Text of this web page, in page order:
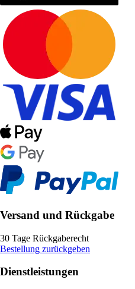
Versand und Rückgabe
30 Tage Rückgaberecht
Bestellung zurückgeben
Dienstleistungen